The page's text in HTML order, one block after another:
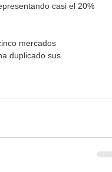
casi el 20%
mercados
duplicado sus